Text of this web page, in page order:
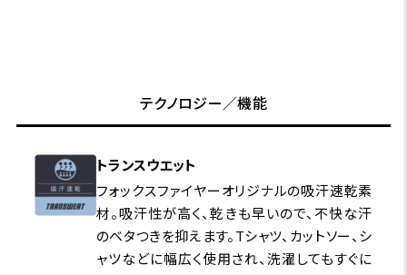
テクノロジー／機能
トランスウエット
フォックスファイヤーオリジナルの吸汗速乾素
材。吸汗性が高く、乾きも早いので、不快な汗
のベタつきを抑えます。Tシャツ、カットソー、シ
ャツなどに幅広く使用され、洗濯してもすぐに